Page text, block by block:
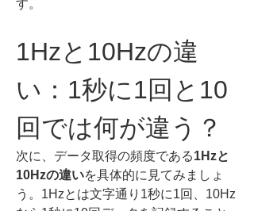
す。
1Hzと10Hzの違
い：1秒に1回と10
回では何が違う？
次に、データ取得の頻度である1Hzと
10Hzの違いを具体的に見てみましょ
う。1Hzとは文字通り1秒に1回、10Hz